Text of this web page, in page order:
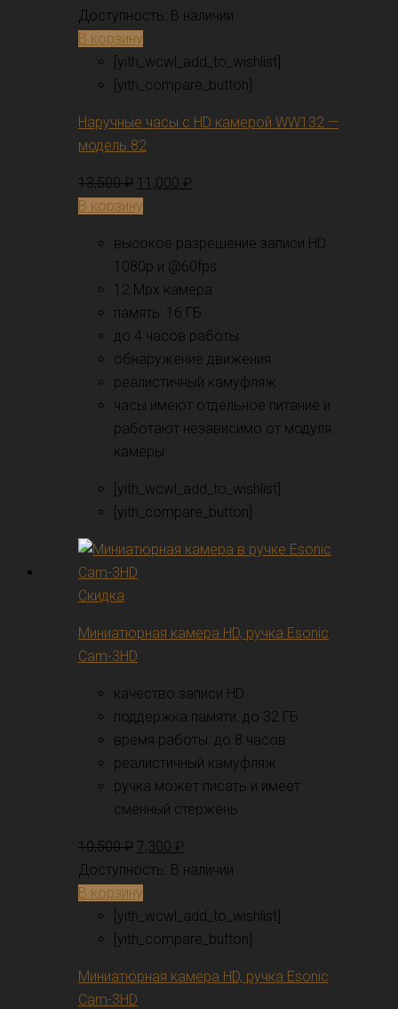
Доступность: В наличии
В корзину
[yith_wcwl_add_to_wishlist]
[yith_compare_button]
Наручные часы с HD камерой WW132 —
модель 82
13,500₽ 11,000 ₽
В корзину
высокое разрешение записи HD
1080p и @60fps
12 Mpx камера
память: 16 ГБ
до 4 часов работы
обнаружение движения
реалистичный камуфляж
часы имеют отдельное питание и
работают независимо от модуля
камеры
[yith_wcwl_add_to_wishlist]
[yith_compare_button]
Скидка
Миниатюрная камера HD, ручка Esonic
Cam-3HD
качество записи HD
поддержка памяти: до 32 ГБ
время работы: до 8 часов
реалистичный камуфляж
ручка может писать и имеет
сменный стержень
10,500₽ 7,300 ₽
Доступность: В наличии
В корзину
[yith_wcwl_add_to_wishlist]
[yith_compare_button]
Миниатюрная камера HD, ручка Esonic
Cam-3HD